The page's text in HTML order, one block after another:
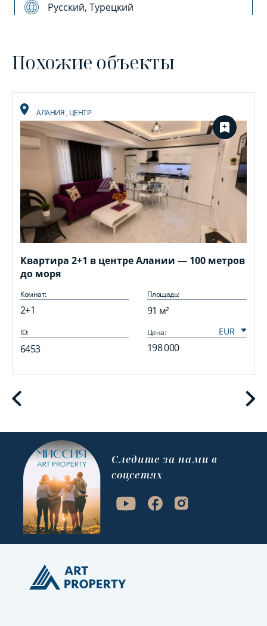
Русский, Турецкий
Похожие объекты
АЛАНИЯ, ЦЕНТР
Квартира 2+1 в центре Алании — 100 метров
до моря
Комнат:
2+1
Площадь:
91 м²
ID:
6453
Цена:
198 000
Cледите за нами в
соцсетях